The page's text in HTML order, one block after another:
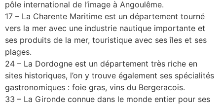
pôle international de l’image à Angoulême.
17 – La Charente Maritime est un département tourné
vers la mer avec une industrie nautique importante et
ses produits de la mer, touristique avec ses îles et ses
plages.
24 – La Dordogne est un département très riche en
sites historiques, l’on y trouve également ses spécialités
gastronomiques : foie gras, vins du Bergeracois.
33 – La Gironde connue dans le monde entier pour ses